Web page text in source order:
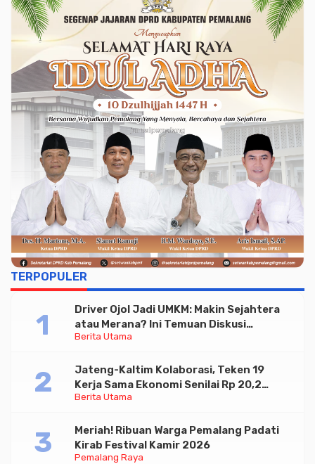
TERPOPULER
Berita Utama
Driver Ojol Jadi UMKM: Makin Sejahtera
atau Merana? Ini Temuan Diskusi
Paramadina
Berita Utama
Jateng-Kaltim Kolaborasi, Teken 19
Kerja Sama Ekonomi Senilai Rp 20,2
Triliun
Pemalang Raya
Meriah! Ribuan Warga Pemalang Padati
Kirab Festival Kamir 2026